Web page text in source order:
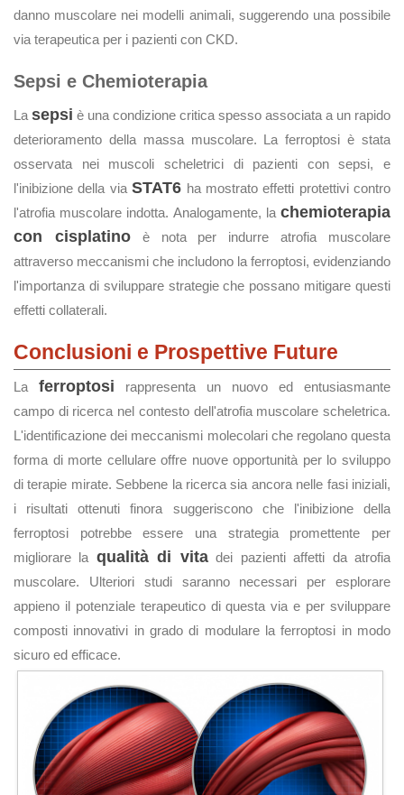
danno muscolare nei modelli animali, suggerendo una possibile
via terapeutica per i pazienti con CKD.
Sepsi e Chemioterapia
La sepsi è una condizione critica spesso associata a un rapido
deterioramento della massa muscolare. La ferroptosi è stata
osservata nei muscoli scheletrici di pazienti con sepsi, e
l'inibizione della viaSTAT6 ha mostrato effetti protettivi contro
l'atrofia muscolare indotta. Analogamente, la chemioterapia
con cisplatinoè nota per indurre atrofia muscolare
attraverso meccanismi che includono la ferroptosi, evidenziando
l'importanza di sviluppare strategie che possano mitigare questi
effetti collaterali.
Conclusioni e Prospettive Future
La ferroptosi rappresenta un nuovo ed entusiasmante
campo di ricerca nel contesto dell'atrofia muscolare scheletrica.
L'identificazione dei meccanismi molecolari che regolano questa
forma di morte cellulare offre nuove opportunità per lo sviluppo
di terapie mirate. Sebbene la ricerca sia ancora nelle fasi iniziali,
i risultati ottenuti finora suggeriscono che l'inibizione della
ferroptosi potrebbe essere una strategia promettente per
migliorare la qualità di vitadei pazienti affetti da atrofia
muscolare. Ulteriori studi saranno necessari per esplorare
appieno il potenziale terapeutico di questa via e per sviluppare
composti innovativi in grado di modulare la ferroptosi in modo
sicuro ed efficace.